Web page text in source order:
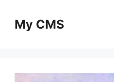
contentMy CMS